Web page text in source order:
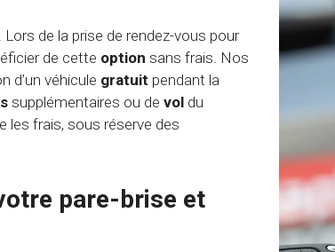
de la prise de rendez-vous pour
de cette option sans frais. Nos
d’un véhicule gratuit pendant la
supplémentaires ou de vol du
les frais, sous réserve des
pare-brise et